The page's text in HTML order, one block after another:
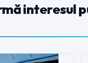
interesul